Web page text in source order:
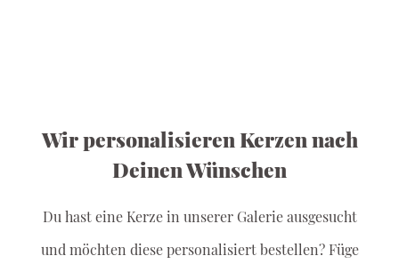
Wir personalisieren Kerzen nach
Deinen Wünschen
Du hast eine Kerze in unserer Galerie ausgesucht
und möchten diese personalisiert bestellen? Füge